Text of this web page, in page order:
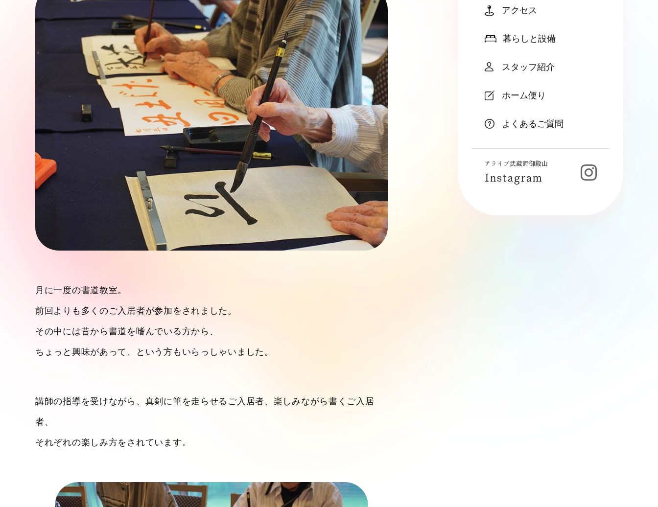
アクセス
暮らしと設備
スタッフ紹介
ホーム便り
よくあるご質問
アライブ武蔵野御殿山
Instagram
月に一度の書道教室。
前回よりも多くのご入居者が参加をされました。
その中には昔から書道を嗜んでいる方から、
ちょっと興味があって、という方もいらっしゃいました。
講師の指導を受けながら、真剣に筆を走らせるご入居者、楽しみながら書くご入居
者、
それぞれの楽しみ方をされています。